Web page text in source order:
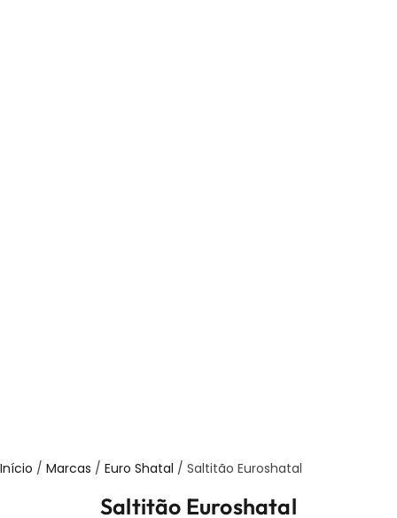
Início / Marcas / Euro Shatal / Saltitão Euroshatal
Saltitão Euroshatal